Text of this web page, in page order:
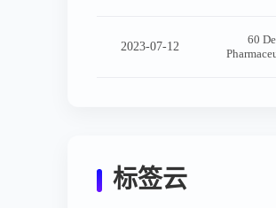
2023-07-12
60
标签云